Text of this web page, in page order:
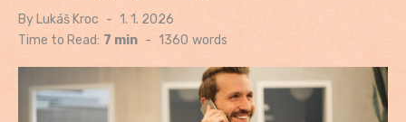
By Lukáš Kroc
Posted
on
1. 1. 2026
Time to Read: 7 min - 1360 words